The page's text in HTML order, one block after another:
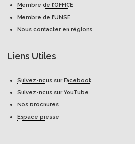
Membre de l’OFFICE
Membre de l’UNSE
Nous contacter en régions
Liens Utiles
Suivez-nous sur Facebook
Suivez-nous sur YouTube
Nos brochures
Espace presse